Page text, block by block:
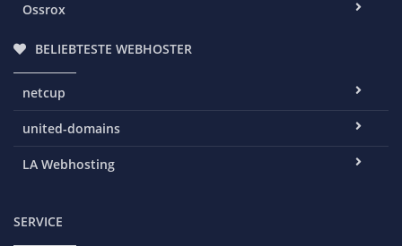
Ossrox
BELIEBTESTE WEBHOSTER
netcup
united-domains
LA Webhosting
SERVICE